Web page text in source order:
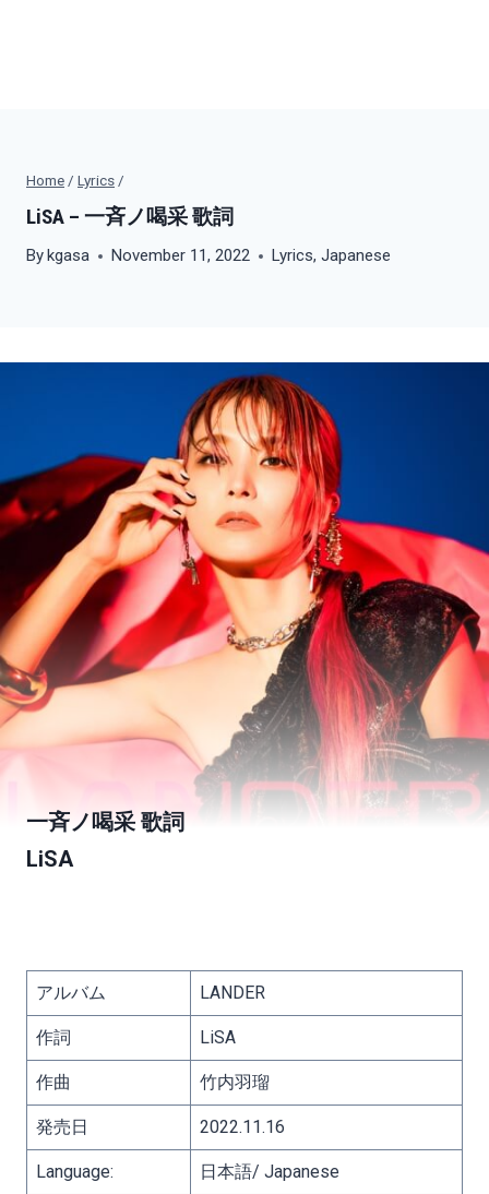
Home / Lyrics /
LiSA – 一斉ノ喝采 歌詞
Bykgasa November 11, 2022 Lyrics,Japanese
一斉ノ喝采 歌詞
LiSA
アルバム LANDER
作詞 LiSA
作曲 竹内羽瑠
発売日 2022.11.16
Language: 日本語/ Japanese